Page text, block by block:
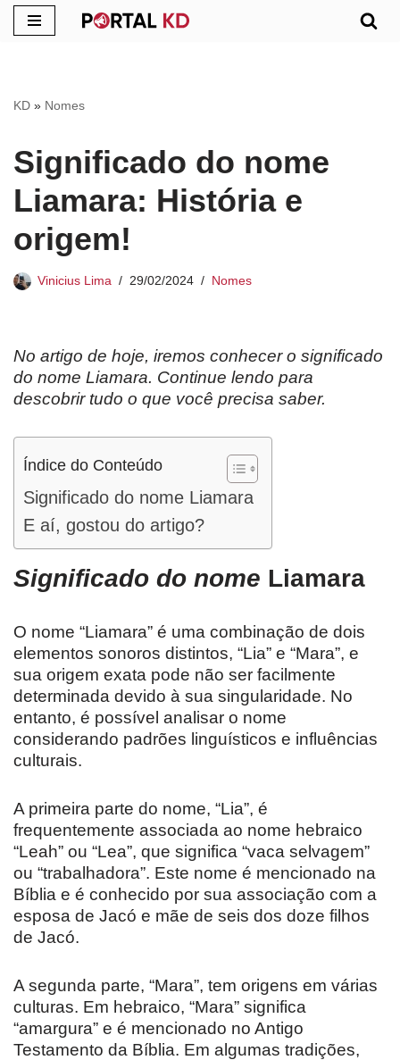
conteúdo
KD » Nomes
Significado do nome
Liamara: História e
origem!
Vinicius Lima 29/02/2024 Nomes
No artigo de hoje, iremos conhecer o significado
do nome Liamara. Continue lendo para
descobrir tudo o que você precisa saber.
Índice do Conteúdo
Significado do nome Liamara
E aí, gostou do artigo?
Significado do nome Liamara
O nome “Liamara” é uma combinação de dois
elementos sonoros distintos, “Lia” e “Mara”, e
sua origem exata pode não ser facilmente
determinada devido à sua singularidade. No
entanto, é possível analisar o nome
considerando padrões linguísticos e influências
culturais.
A primeira parte do nome, “Lia”, é
frequentemente associada ao nome hebraico
“Leah” ou “Lea”, que significa “vaca selvagem”
ou “trabalhadora”. Este nome é mencionado na
Bíblia e é conhecido por sua associação com a
esposa de Jacó e mãe de seis dos doze filhos
de Jacó.
A segunda parte, “Mara”, tem origens em várias
culturas. Em hebraico, “Mara” significa
“amargura” e é mencionado no Antigo
Testamento da Bíblia. Em algumas tradições,